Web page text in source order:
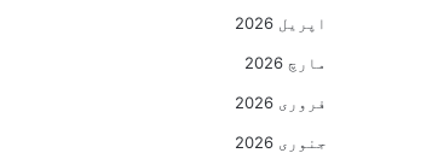
اپریل 2026
مارچ 2026
فروری 2026
جنوری 2026